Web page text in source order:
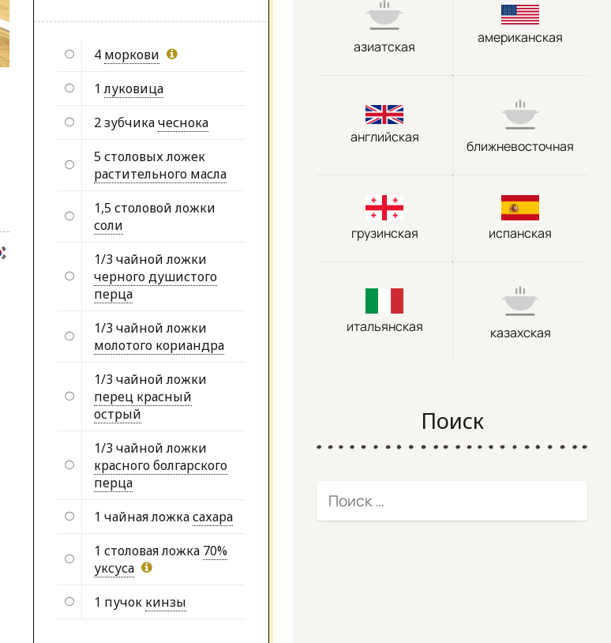
4 моркови
1 луковица
2 зубчикачеснока
5 столовых ложек
растительного масла
1,5 столовой ложки
соли
1/3 чайной ложки
черного душистого
перца
1/3 чайной ложки
молотого кориандра
1/3 чайной ложки
перец красный
острый
1/3 чайной ложки
красного болгарского
перца
1 чайная ложкасахара
1 столовая ложка 70%
уксуса
1 пучок кинзы
азиатская
американская
английская
ближневосточная
грузинская испанская
итальянская казахская
Поиск